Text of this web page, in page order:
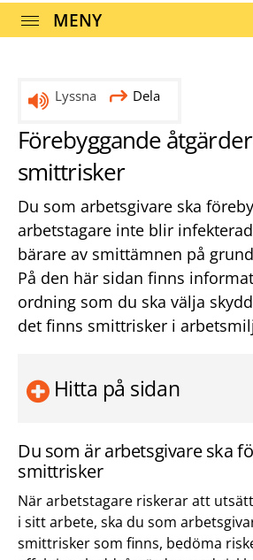
MENY
Lyssna Dela
Förebyggande
smittrisker
Du som arbetsgivare ska
arbetstagare inte blir
bärare av smittämnen på
På den här sidan finns
ordning som du ska välja
det finns smittrisker i
Hitta på sidan
Du som är arbetsgivare ska
smittrisker
När arbetstagare riskerar att
i sitt arbete, ska du som
smittrisker som finns, bedöma